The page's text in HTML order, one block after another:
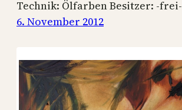
Technik: Ölfarben Besitzer: -frei-
6. November 2012